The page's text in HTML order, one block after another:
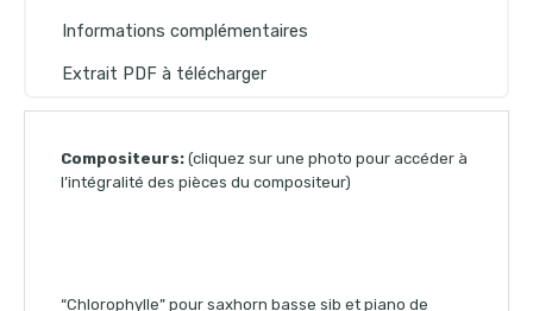
Informations complémentaires
Extrait PDF à télécharger
Compositeurs: (cliquez sur une photo pour accéder à
l’intégralité des pièces du compositeur)
“Chlorophylle” pour saxhorn basse sib et piano de